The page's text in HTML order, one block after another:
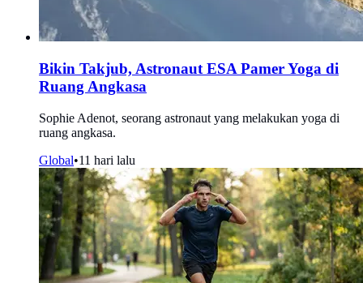
Bikin Takjub, Astronaut ESA Pamer Yoga di
Ruang Angkasa
Sophie Adenot, seorang astronaut yang melakukan yoga di
ruang angkasa.
Global•11 hari lalu